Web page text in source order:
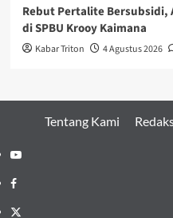
Rebut Pertalite Bersubsidi,
di SPBU Krooy Kaimana
Kabar Triton 4 Agustus 2026
Tentang Kami
Youtube
Facebook
Twitter